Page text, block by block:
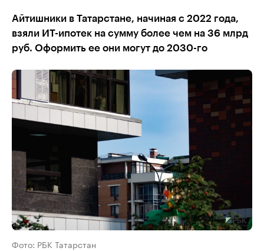
Айтишники в Татарстане, начиная с 2022 года,
взяли ИТ-ипотек на сумму более чем на 36 млрд
руб. Оформить ее они могут до 2030-го
Фото: РБК Татарстан